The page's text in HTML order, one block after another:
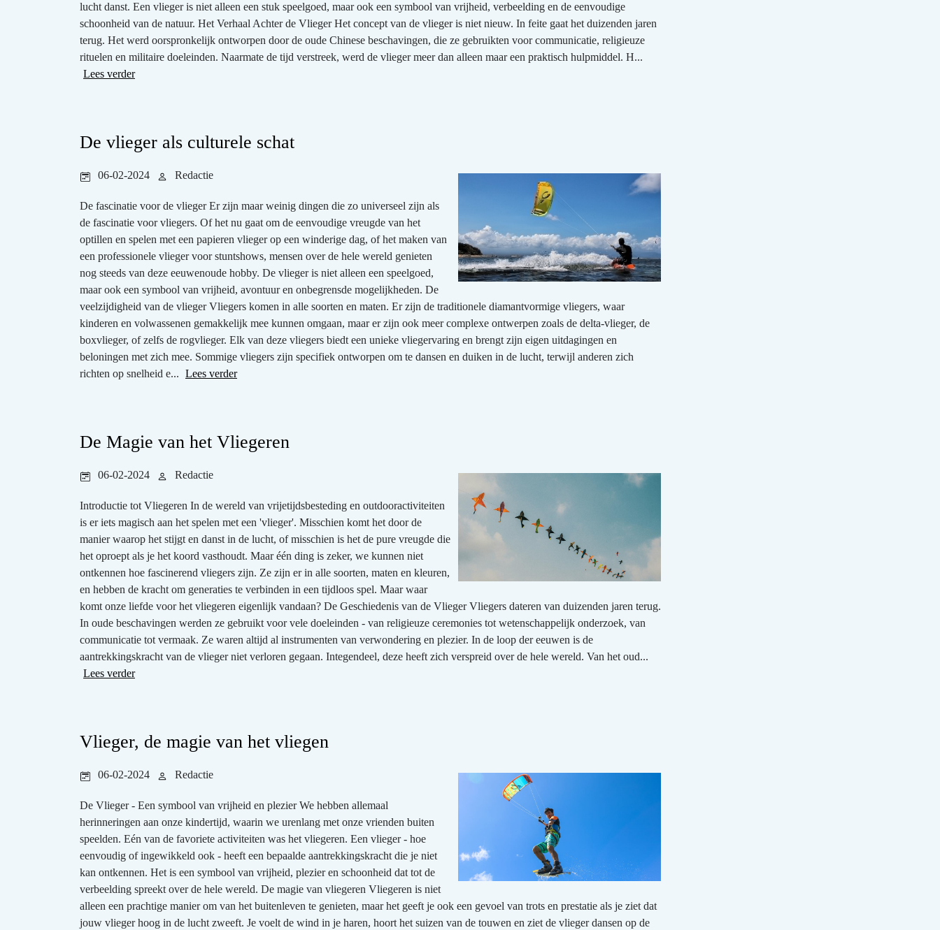
lucht danst. Een vlieger is niet alleen een stuk speelgoed, maar ook een symbool van vrijheid, verbeelding en de eenvoudige
schoonheid van de natuur. Het Verhaal Achter de Vlieger Het concept van de vlieger is niet nieuw. In feite gaat het duizenden jaren
terug. Het werd oorspronkelijk ontworpen door de oude Chinese beschavingen, die ze gebruikten voor communicatie, religieuze
rituelen en militaire doeleinden. Naarmate de tijd verstreek, werd de vlieger meer dan alleen maar een praktisch hulpmiddel. H...
Lees verder
De vlieger als culturele schat
06-02-2024 Redactie
De fascinatie voor de vlieger Er zijn maar weinig dingen die zo universeel zijn als
de fascinatie voor vliegers. Of het nu gaat om de eenvoudige vreugde van het
optillen en spelen met een papieren vlieger op een winderige dag, of het maken van
een professionele vlieger voor stuntshows, mensen over de hele wereld genieten
nog steeds van deze eeuwenoude hobby. De vlieger is niet alleen een speelgoed,
maar ook een symbool van vrijheid, avontuur en onbegrensde mogelijkheden. De
veelzijdigheid van de vlieger Vliegers komen in alle soorten en maten. Er zijn de traditionele diamantvormige vliegers, waar
kinderen en volwassenen gemakkelijk mee kunnen omgaan, maar er zijn ook meer complexe ontwerpen zoals de delta-vlieger, de
boxvlieger, of zelfs de rogvlieger. Elk van deze vliegers biedt een unieke vliegervaring en brengt zijn eigen uitdagingen en
beloningen met zich mee. Sommige vliegers zijn specifiek ontworpen om te dansen en duiken in de lucht, terwijl anderen zich
richten op snelheid e... Lees verder
De Magie van het Vliegeren
06-02-2024 Redactie
Introductie tot Vliegeren In de wereld van vrijetijdsbesteding en outdooractiviteiten
is er iets magisch aan het spelen met een 'vlieger'. Misschien komt het door de
manier waarop het stijgt en danst in de lucht, of misschien is het de pure vreugde die
het oproept als je het koord vasthoudt. Maar één ding is zeker, we kunnen niet
ontkennen hoe fascinerend vliegers zijn. Ze zijn er in alle soorten, maten en kleuren,
en hebben de kracht om generaties te verbinden in een tijdloos spel. Maar waar
komt onze liefde voor het vliegeren eigenlijk vandaan? De Geschiedenis van de Vlieger Vliegers dateren van duizenden jaren terug.
In oude beschavingen werden ze gebruikt voor vele doeleinden - van religieuze ceremonies tot wetenschappelijk onderzoek, van
communicatie tot vermaak. Ze waren altijd al instrumenten van verwondering en plezier. In de loop der eeuwen is de
aantrekkingskracht van de vlieger niet verloren gegaan. Integendeel, deze heeft zich verspreid over de hele wereld. Van het oud...
Lees verder
Vlieger, de magie van het vliegen
06-02-2024 Redactie
De Vlieger - Een symbool van vrijheid en plezier We hebben allemaal
herinneringen aan onze kindertijd, waarin we urenlang met onze vrienden buiten
speelden. Eén van de favoriete activiteiten was het vliegeren. Een vlieger - hoe
eenvoudig of ingewikkeld ook - heeft een bepaalde aantrekkingskracht die je niet
kan ontkennen. Het is een symbool van vrijheid, plezier en schoonheid dat tot de
verbeelding spreekt over de hele wereld. De magie van vliegeren Vliegeren is niet
alleen een prachtige manier om van het buitenleven te genieten, maar het geeft je ook een gevoel van trots en prestatie als je ziet dat
jouw vlieger hoog in de lucht zweeft. Je voelt de wind in je haren, hoort het suizen van de touwen en ziet de vlieger dansen op de